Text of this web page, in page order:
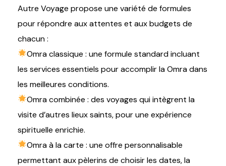
Autre Voyage propose une variété de formules
pour répondre aux attentes et aux budgets de
chacun :
Omra classique : une formule standard incluant
les services essentiels pour accomplir la Omra dans
les meilleures conditions.
Omra combinée : des voyages qui intègrent la
visite d’autres lieux saints, pour une expérience
spirituelle enrichie.
Omra à la carte : une offre personnalisable
permettant aux pèlerins de choisir les dates, la